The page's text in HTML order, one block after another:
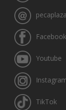
Facebook
Youtube
TikTok